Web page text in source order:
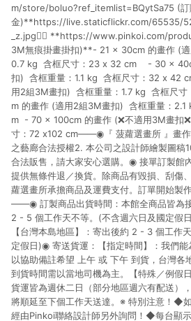
m/store/boluo?ref_itemlist=BQytSa75 (訂
金)**https://live.staticflickr.com/65535/
_z.jpg🙋‍♂️ **https://www.pinkoi.com/
3M無痕掛畫掛扣)**- 21 x 30cm 的畫作 (
0.7 kg 含框尺寸：23 x 32 cm - 30 x
扣) 含框重量：1.1 kg 含框尺寸：32 x 42
用2組3M畫扣) 含框重量：1.7 kg 含框尺
m 的畫作 (適用2組3M畫扣) 含框重量：
m - 70 x 100cm 的畫作 (❌不適用3M畫扣
寸：72 x102 cm——◉『 菠蘿選畫所 』畫作
之藝廊合法授權2. 本公司之設計師繪製圖稿
合法販售，請大家安心選購。◉ 接單訂製館
提供無條件退／換貨。除商品有毀損、刮傷
蘿選畫所承擔商品及運費支付。訂單開始製
——◉ 訂製商品出貨時間：本館全商品皆為
2 - 5 個工作天不等。(不含週六日及國定假
【台灣本島地區】：寄出後約 2 - 3 個工作
定假日) ◉ 寄送貨運：【指定時間】：我們
以協助備註希望 上午 或 下午 到貨，台灣各
到貨時間需以當地司機為主。【特殊／例假
貨運皆為週休二日（部分地區週六有配送）
將順延至下個工作天送達。※ 特別注意！◆
經由Pinkoi聯絡設計師另外詢問！◆每台顯